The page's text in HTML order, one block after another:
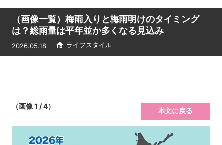
（画像一覧）梅雨入りと梅雨明けのタイミング
は？総雨量は平年並か多くなる見込み
2026.05.18 ライフスタイル
（画像 1 / 4）
本文に戻る